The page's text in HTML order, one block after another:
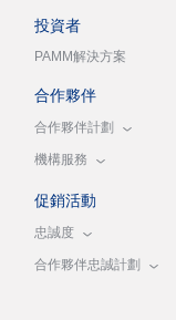
投資者
PAMM解決方案
合作夥伴
合作夥伴計劃
機構服務
促銷活動
忠誠度
合作夥伴忠誠計劃